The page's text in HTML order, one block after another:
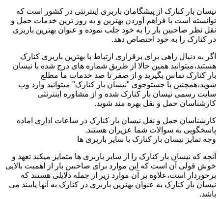
نیسان بار کنارک از پیشگامان باربری اینترنتی در کشور است که
توانسته است با فراهم آوردن بهترین و به روز ترین خدمات حمل و
نقل نظر صاحبین بار را به خود جلب نموده و عنوان بهترین باربری
در کنارک را به خود اختصاص دهد.
اگر به دنبال راهی برای برقراری ارتباط با بهترین باربری کنارک
هستید،میتوانید همین حالا از طریق شماره های درج شده با نیسان
بار کنارک تماس بگیرید و از صفر تا صد خدمات ما مطلع
شوید،همچنین با جستوجوی "نیسان بار کنارک" میتوانید وارد وب
سایت رسمی نیسان بار کنارک شده و از مشاوره اینترنتی
کارشناسان حمل و نقل بهره مند شوید.
کارشناسان حمل و نقل نیسان بار کنارک در ساعات اداری اماده
پاسخگویی به سوالات شما عزیران هستند.
وجه تمایز نیسان بار کنارک با سایر باربری ها
آنچه که نیسان بار کنارک را از سایر باربری ها متمایز میکند تعهد و
خوش قولی آن است که این موارد برای صاحبین بار از اهمیت بالایی
برخوردار است،علاوه بر آن موارد زیر از جمله دلایلی هستند که
نیسان بار کنارک به عنوان بهترین باربری در کنارک به آنها پایبند می
باشد.